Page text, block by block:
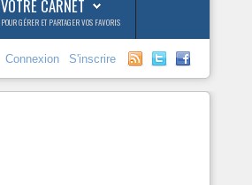
VOTRE CARNET
POUR GÉRER ET PARTAGER VOS FAVORIS
Connexion S'inscrire